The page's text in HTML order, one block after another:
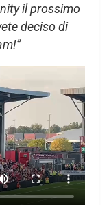
il prossimo
deciso di